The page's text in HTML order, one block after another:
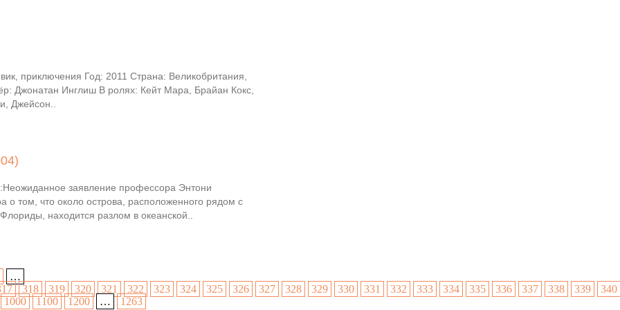
приключения Год: 2011 Страна: Великобритания,
Джонатан Инглиш В ролях: Кейт Мара, Брайан Кокс,
Джейсон..
заявление профессора Энтони
о том, что около острова, расположенного рядом с
находится разлом в океанской..
…
318 319 320 321 322 323 324 325 326 327 328 329 330 331 332 333 334 335 336 337 338 339
340
1000
1100 1200 … 1263